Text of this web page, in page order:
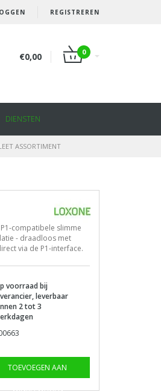
REGISTREREN
€0,00 0
DIENSTEN
ASSORTIMENT
P1-compatibele slimme
- draadloos met
via de P1-interface.
voorraad bij
leverbaar
2 tot 3
TOEVOEGEN AAN
WINKELWAGEN